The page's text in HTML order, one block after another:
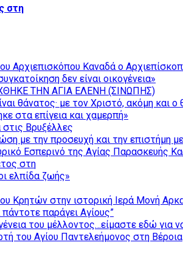
στη
Αρχιεπισκόπου Καναδά ο
δεν είναι οικογένεια»
ΤΗΝ ΑΓΙΑ ΕΛΕΝΗ (ΣΙΝΩΠΗΣ)
θάνατος· με τον Χριστό, ακόμη και ο
στα επίγεια και χαμερπή»
Βρυξέλλες
με την προσευχή και την επιστήμη
Εσπερινό της Αγίας Παρασκευής
στη
ελπίδα ζωής»
Κρητών στην ιστορική Ιερά Μονή
παράγει Αγίους”
του μέλλοντος…είμαστε εδώ για
του Αγίου Παντελεήμονος στη Βέροια